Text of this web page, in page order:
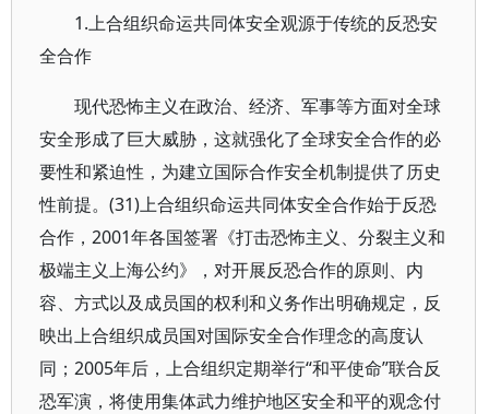
1.上合组织命运共同体安全观源于传统的反恐安
全合作
现代恐怖主义在政治、经济、军事等方面对全球
安全形成了巨大威胁，这就强化了全球安全合作的必
要性和紧迫性，为建立国际合作安全机制提供了历史
性前提。(31)上合组织命运共同体安全合作始于反恐
合作，2001年各国签署《打击恐怖主义、分裂主义和
极端主义上海公约》，对开展反恐合作的原则、内
容、方式以及成员国的权利和义务作出明确规定，反
映出上合组织成员国对国际安全合作理念的高度认
同；2005年后，上合组织定期举行“和平使命”联合反
恐军演，将使用集体武力维护地区安全和平的观念付